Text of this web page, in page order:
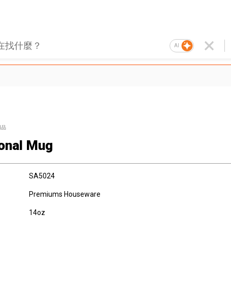
AI
品
Mug
SA5024
Premiums Houseware
14oz